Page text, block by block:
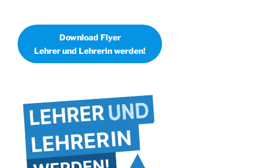
Download Flyer
Lehrer und Lehrerin werden!